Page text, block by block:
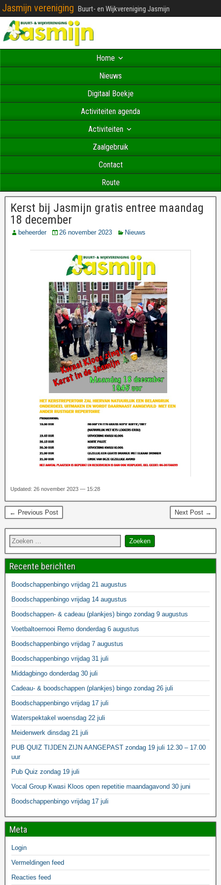
Jasmijn vereniging Buurt- en Wijkvereniging Jasmijn
Home
Nieuws
Digitaal Boekje
Activiteiten agenda
Activiteiten
Zaalgebruik
Contact
Route
Kerst bij Jasmijn gratis entree maandag
18 december
beheerder 26 november 2023 Nieuws
Updated: 26 november 2023 — 15:28
← Previous Post Next Post →
Recente berichten
Boodschappenbingo vrijdag 21 augustus
Boodschappenbingo vrijdag 14 augustus
Boodschappen- & cadeau (plankjes) bingo zondag 9 augustus
Voetbaltoernooi Remo donderdag 6 augustus
Boodschappenbingo vrijdag 7 augustus
Boodschappenbingo vrijdag 31 juli
Middagbingo donderdag 30 juli
Cadeau- & boodschappen (plankjes) bingo zondag 26 juli
Boodschappenbingo vrijdag 17 juli
Waterspektakel woensdag 22 juli
Meidenwerk dinsdag 21 juli
PUB QUIZ TIJDEN ZIJN AANGEPAST zondag 19 juli 12.30 – 17.00
uur
Pub Quiz zondag 19 juli
Vocal Group Kwasi Kloos open repetitie maandagavond 30 juni
Boodschappenbingo vrijdag 17 juli
Meta
Login
Vermeldingen feed
Reacties feed